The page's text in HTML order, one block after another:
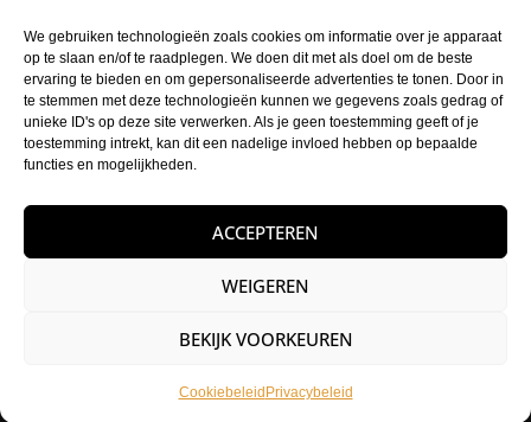
We gebruiken technologieën zoals cookies om informatie over je apparaat
op te slaan en/of te raadplegen. We doen dit met als doel om de beste
ervaring te bieden en om gepersonaliseerde advertenties te tonen. Door in
te stemmen met deze technologieën kunnen we gegevens zoals gedrag of
unieke ID's op deze site verwerken. Als je geen toestemming geeft of je
toestemming intrekt, kan dit een nadelige invloed hebben op bepaalde
functies en mogelijkheden.
ACCEPTEREN
WEIGEREN
BEKIJK VOORKEUREN
Cookiebeleid Privacybeleid
Volg ons op de socials
Instagram
Facebook
Contactgegevens
info@hettattoohuys.nl